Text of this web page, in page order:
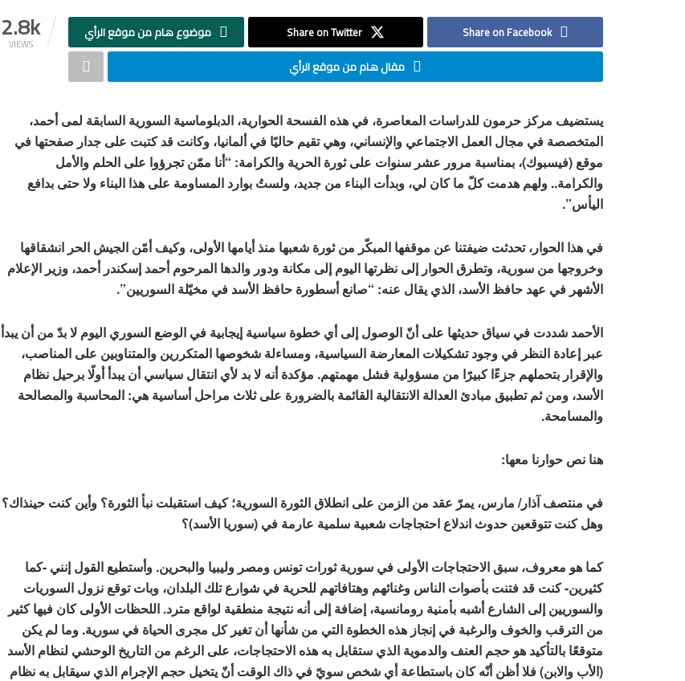
2.8k
VIEWS
Share on Facebook
Share on Twitter
موضوع هام من موقع الرأي
مقال هام من موقع الرأي
يستضيف مركز حرمون للدراسات المعاصرة، في هذه الفسحة الحوارية، الدبلوماسية السورية السابقة لمى أحمد،
المتخصصة في مجال العمل الاجتماعي والإنساني، وهي تقيم حاليًا في ألمانيا، وكانت قد كتبت على جدار صفحتها في
موقع (فيسبوك)، بمناسبة مرور عشر سنوات على ثورة الحرية والكرامة: “أنا ممّن تجرؤوا على الحلم والأمل
والكرامة.. ولهم هدمت كلّ ما كان لي، وبدأت البناء من جديد، ولستُ بوارد المساومة على هذا البناء ولا حتى بدافع
اليأس”.
في هذا الحوار، تحدثت ضيفتنا عن موقفها المبكّر من ثورة شعبها منذ أيامها الأولى، وكيف أمّن الجيش الحر انشقاقها
وخروجها من سورية، وتطرق الحوار إلى نظرتها اليوم إلى مكانة ودور والدها المرحومأحمد إسكندر أحمد، وزير الإعلام
الأشهر في عهد حافظ الأسد، الذي يقال عنه: “صانع أسطورة حافظ الأسد في مخيّلة السوريين”.
الأحمد شددت في سياق حديثها على أنّ الوصول إلى أي خطوة سياسية إيجابية في الوضع السوري اليوم لا بدّ من أن يبدأ
عبر إعادة النظر في وجود تشكيلات المعارضة السياسية، ومساءلة شخوصها المتكررين والمتناوبين على المناصب،
والإقرار بتحملهم جزءًا كبيرًا من مسؤولية فشل مهمتهم. مؤكدة أنه لا بد لأي انتقال سياسي أن يبدأ أولًا برحيل نظام
الأسد، ومن ثم تطبيق مبادئ العدالة الانتقالية القائمة بالضرورة على ثلاث مراحل أساسية هي: المحاسبة والمصالحة
والمسامحة.
هنا نص حوارنا معها:
في منتصف آذار/ مارس، يمرّ عقد من الزمن على انطلاق الثورة السورية؛ كيف استقبلت نبأ الثورة؟ وأين كنت حينذاك؟
وهل كنت تتوقعين حدوث اندلاع احتجاجات شعبية سلمية عارمة في (سوريا الأسد)؟
كما هو معروف، سبق الاحتجاجات الأولى في سورية ثورات تونس ومصر وليبيا والبحرين. وأستطيع القول إنني -كما
كثيرين- كنت قد فتنت بأصوات الناس وغنائهم وهتافاتهم للحرية في شوارع تلك البلدان، وبات توقع نزول السوريات
والسوريين إلى الشارع أشبه بأمنية رومانسية، إضافة إلى أنه نتيجة منطقية لواقع مترد. اللحظات الأولى كان فيها كثير
من الترقب والخوف والرغبة في إنجاز هذه الخطوة التي من شأنها أن تغير كل مجرى الحياة في سورية. وما لم يكن
متوقعًا بالتأكيد هو حجم العنف والدموية الذي ستقابل به هذه الاحتجاجات، على الرغم من التاريخ الوحشي لنظام الأسد
(الأب والابن) فلا أظن أنّه كان باستطاعة أي شخص سويّ في ذاك الوقت أنّ يتخيل حجم الإجرام الذي سيقابل به نظام